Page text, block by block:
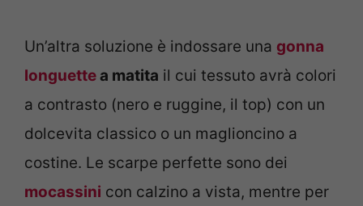
Un’altra soluzione è indossare una gonna
longuettea matita il cui tessuto avrà colori
a contrasto (nero e ruggine, il top) con un
dolcevita classico o un maglioncino a
costine. Le scarpe perfette sono dei
mocassini con calzino a vista, mentre per